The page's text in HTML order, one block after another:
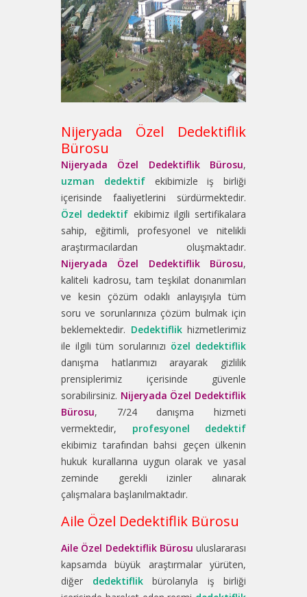
Nijeryada Özel Dedektiflik
Bürosu
Nijeryada Özel Dedektiflik Bürosu,
uzman dedektifekibimizle iş birliği
içerisinde faaliyetlerini sürdürmektedir.
Özel dedektif ekibimiz ilgili sertifikalara
sahip, eğitimli, profesyonel ve nitelikli
araştırmacılardan oluşmaktadır.
Nijeryada Özel Dedektiflik Bürosu,
kaliteli kadrosu, tam teşkilat donanımları
ve kesin çözüm odaklı anlayışıyla tüm
soru ve sorunlarınıza çözüm bulmak için
beklemektedir. Dedektiflikhizmetlerimiz
ile ilgili tüm sorularınızı özel dedektiflik
danışma hatlarımızı arayarak gizlilik
prensiplerimiz içerisinde güvenle
sorabilirsiniz. Nijeryada Özel Dedektiflik
Bürosu, 7/24 danışma hizmeti
vermektedir, profesyonel dedektif
ekibimiz tarafından bahsi geçen ülkenin
hukuk kurallarına uygun olarak ve yasal
zeminde gerekli izinler alınarak
çalışmalara başlanılmaktadır.
Aile Özel Dedektiflik Bürosu
Aile Özel Dedektiflik Bürosu uluslararası
kapsamda büyük araştırmalar yürüten,
diğer dedektiflikbürolarıyla iş birliği